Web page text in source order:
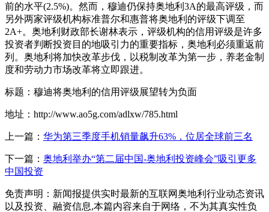
前的水平(2.5%)。然而，穆迪仍保持奥地利3A的最高评级，而
另外两家评级机构标准普尔和惠普将奥地利的评级下调至
2A+。奥地利财政部长谢林表示，评级机构的信用评级是许多
投资者判断投资目的地吸引力的重要指标，奥地利必须重返前
列。奥地利将加快改革步伐，以税制改革为第一步，养老金制
度和劳动力市场改革将立即跟进。
标题：穆迪将奥地利的信用评级展望转为负面
地址：http://www.ao5g.com/adlxw/785.html
上一篇： 华为第三季度手机销量飙升63%，位居全球前三名
下一篇： 奥地利举办“第二届中国-奥地利投资峰会”吸引更多
中国投资
免责声明：新闻报提供实时最新的互联网奥地利行业动态资讯
以及投资、融资信息,本篇内容来自于网络，不为其真实性负